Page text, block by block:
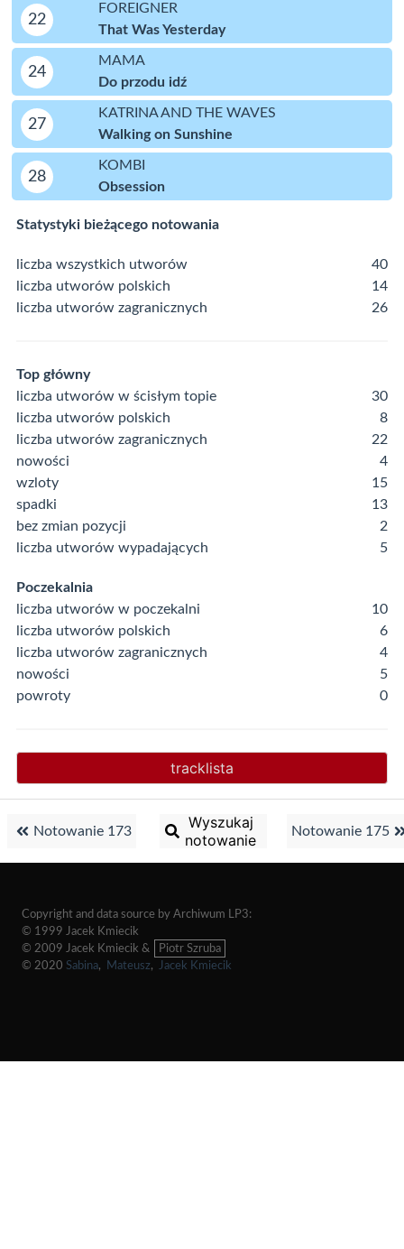
22
FOREIGNER
That Was Yesterday
24
MAMA
Do przodu idź
27
KATRINA AND THE WAVES
Walking on Sunshine
28
KOMBI
Obsession
Statystyki bieżącego notowania
liczba wszystkich utworów
40
liczba utworów polskich
14
liczba utworów zagranicznych
26
Top główny
liczba utworów w ścisłym topie
30
liczba utworów polskich
8
liczba utworów zagranicznych
22
nowości
4
wzloty
15
spadki
13
bez zmian pozycji
2
liczba utworów wypadających
5
Poczekalnia
liczba utworów w poczekalni
10
liczba utworów polskich
6
liczba utworów zagranicznych
4
nowości
5
powroty
0
tracklista
Notowanie 173
Wyszukaj
notowanie
Notowanie 175
Copyright and data source by Archiwum LP3:
© 1999 Jacek Kmiecik
© 2009 Jacek Kmiecik &
Piotr Szruba
© 2020 Sabina, Mateusz, Jacek Kmiecik